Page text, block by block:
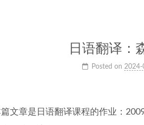
日语翻译：
Posted on 2024-
文章是日语翻译课程的作业：